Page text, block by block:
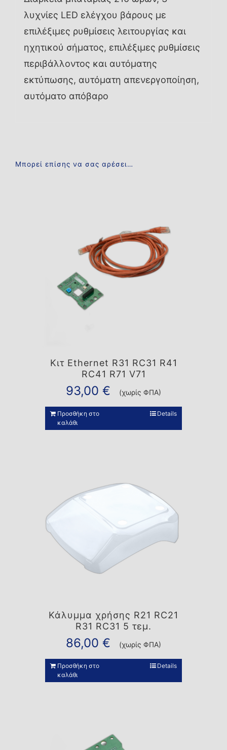
λυχνίες LED ελέγχου βάρους με
επιλέξιμες ρυθμίσεις λειτουργίας και
ηχητικού σήματος, επιλέξιμες ρυθμίσεις
περιβάλλοντος και αυτόματης
εκτύπωσης, αυτόματη απενεργοποίηση,
αυτόματο απόβαρο
Μπορεί επίσης να σας αρέσει…
Κιτ Ethernet R31 RC31 R41
RC41 R71 V71
93,00 € (χωρίς ΦΠΑ)
Προσθήκη στο
καλάθι
Details
Κάλυμμα χρήσης R21 RC21
R31 RC31 5 τεμ.
86,00 € (χωρίς ΦΠΑ)
Προσθήκη στο
καλάθι
Details